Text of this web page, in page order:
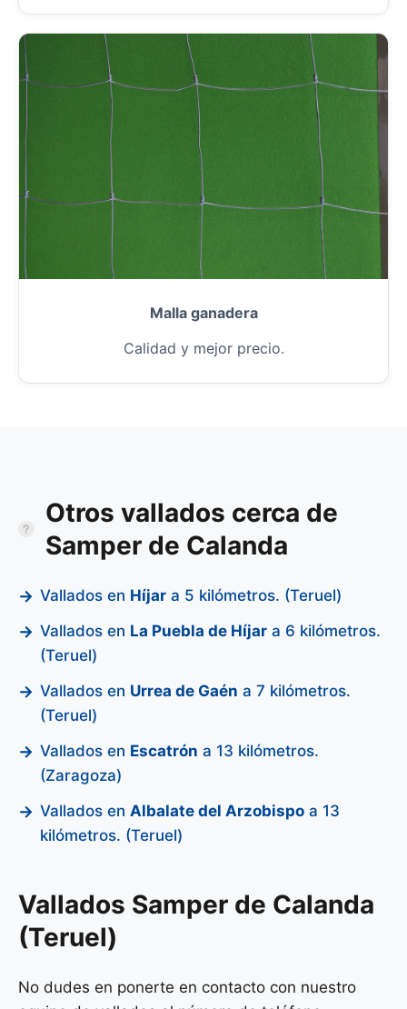
Malla ganadera
Calidad y mejor precio.
Otros vallados cerca de
Samper de Calanda
Vallados en Híjar a 5 kilómetros. (Teruel)
Vallados en La Puebla de Híjar a 6 kilómetros.
(Teruel)
Vallados en Urrea de Gaén a 7 kilómetros.
(Teruel)
Vallados en Escatrón a 13 kilómetros.
(Zaragoza)
Vallados en Albalate del Arzobispo a 13
kilómetros. (Teruel)
Vallados Samper de Calanda
(Teruel)
No dudes en ponerte en contacto con nuestro